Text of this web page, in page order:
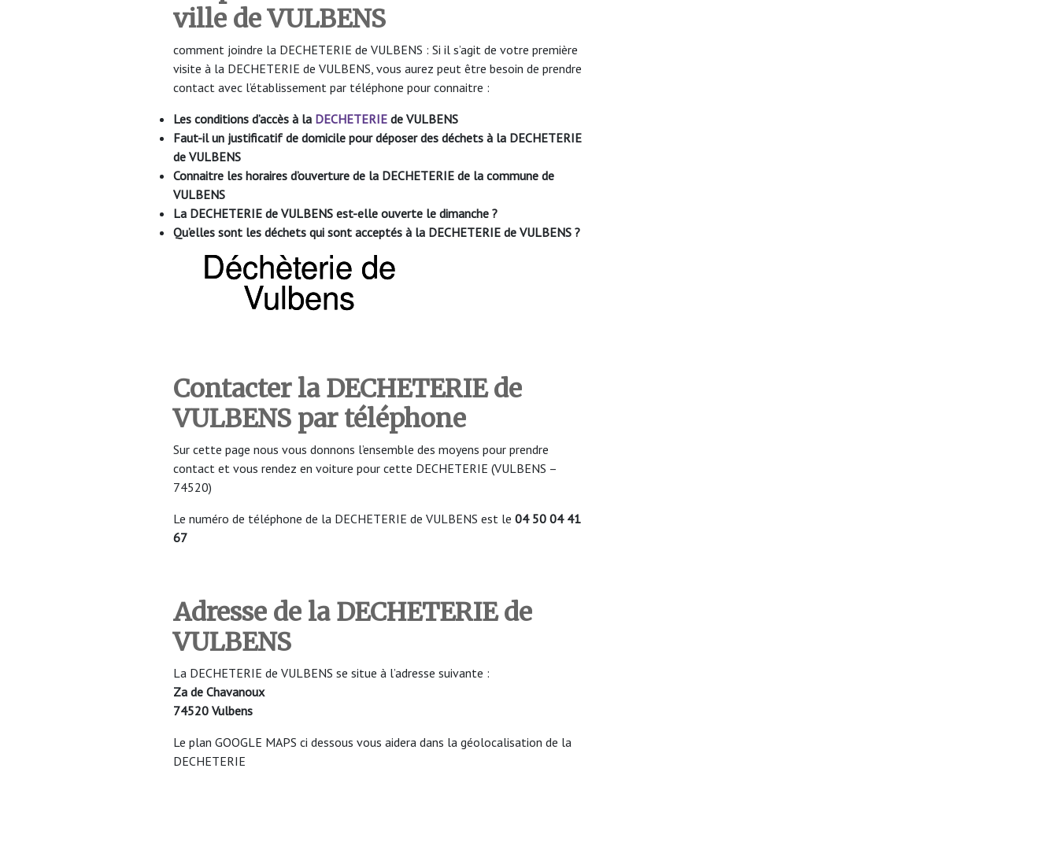
ville de VULBENS
comment joindre la DECHETERIE de VULBENS : Si il s’agit de votre première
visite à la DECHETERIE de VULBENS, vous aurez peut être besoin de prendre
contact avec l’établissement par téléphone pour connaitre :
Les conditions d’accès à la DECHETERIE de VULBENS
Faut-il un justificatif de domicile pour déposer des déchets à la DECHETERIE
de VULBENS
Connaitre les horaires d’ouverture de la DECHETERIE de la commune de
VULBENS
La DECHETERIE de VULBENS est-elle ouverte le dimanche ?
Qu’elles sont les déchets qui sont acceptés à la DECHETERIE de VULBENS ?
Contacter la DECHETERIE de
VULBENS par téléphone
Sur cette page nous vous donnons l’ensemble des moyens pour prendre
contact et vous rendez en voiture pour cette DECHETERIE (VULBENS –
74520)
Le numéro de téléphone de la DECHETERIE de VULBENS est le 04 50 04 41
67
Adresse de la DECHETERIE de
VULBENS
La DECHETERIE de VULBENS se situe à l’adresse suivante :
Za de Chavanoux
74520 Vulbens
Le plan GOOGLE MAPS ci dessous vous aidera dans la géolocalisation de la
DECHETERIE